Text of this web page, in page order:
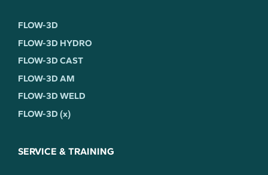
FLOW-3D
FLOW-3D HYDRO
FLOW-3D CAST
FLOW-3D AM
FLOW-3D WELD
FLOW-3D (x)
SERVICE & TRAINING